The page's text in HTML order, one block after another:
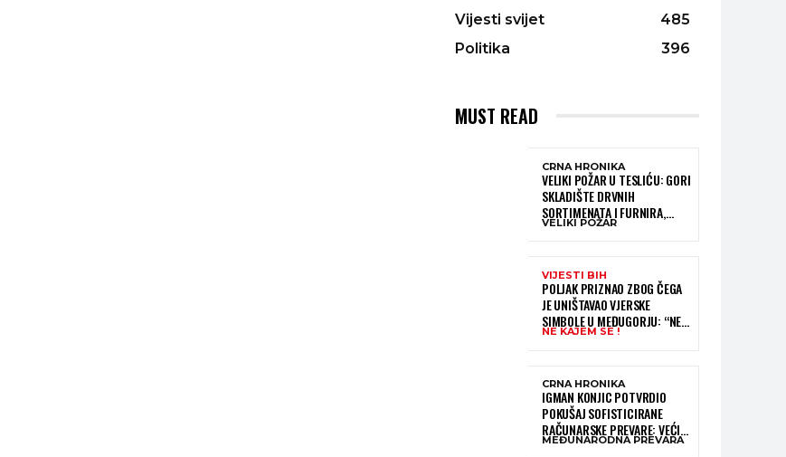
Vijesti svijet
485
Politika
396
MUST READ
CRNA HRONIKA
VELIKI POŽAR U TESLIĆU: GORI
SKLADIŠTE DRVNIH
SORTIMENATA I FURNIRA,
VATROGASCIMA STIŽE POMOĆ
VELIKI POŽAR
VIJESTI BIH
POLJAK PRIZNAO ZBOG ČEGA
JE UNIŠTAVAO VJERSKE
SIMBOLE U MEĐUGORJU: “NE
KAJEM SE I PONOVIO BIH SVE”
NE KAJEM SE !
CRNA HRONIKA
IGMAN KONJIC POTVRDIO
POKUŠAJ SOFISTICIRANE
RAČUNARSKE PREVARE: VEĆI
DIO NOVCA BLOKIRAN,
MEĐUNARODNA PREVARA